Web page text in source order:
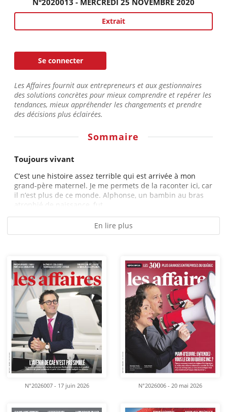
N°2020013 - MERCREDI 25 NOVEMBRE 2020
Extrait
Se connecter
Les Affaires fournit aux entrepreneurs et aux gestionnaires
des solutions concrètes pour mieux comprendre et repérer les
tendances, mieux appréhender les changements et prendre
des décisions plus éclairées.
Sommaire
Toujours vivant
C’est une histoire assez terrible qui est arrivée à mon
grand-père maternel. Je me permets de la raconter ici, car
il n’est plus de ce monde. Alphonse, un bambin au bras
atrophié de naissance, fut...
En lire plus
N°2026007 - 17 juin 2026 N°2026006 - 20 mai 2026